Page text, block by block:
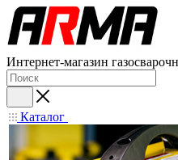
Интернет-магазин
Каталог